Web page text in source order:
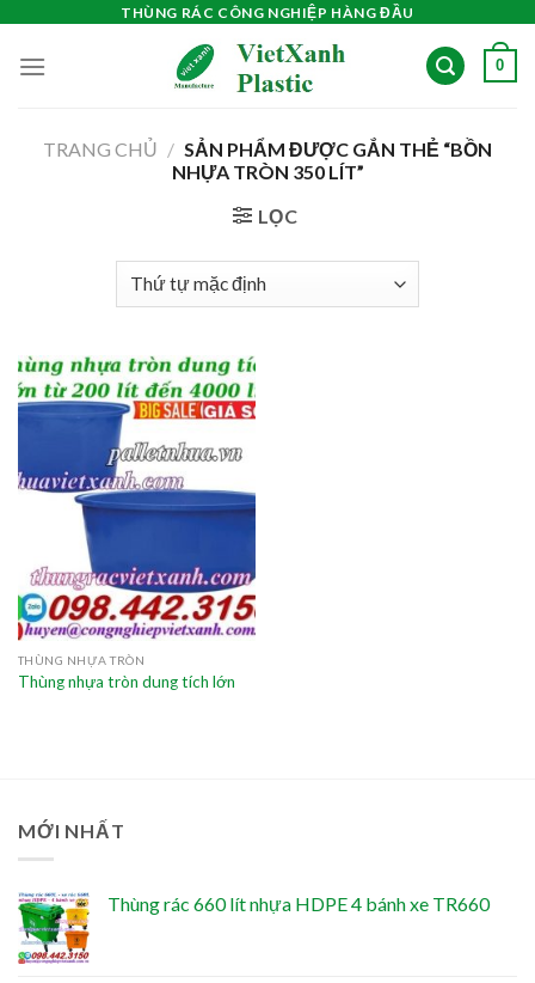
content
THÙNG RÁC CÔNG NGHIỆP HÀNG ĐẦU
0
TRANG CHỦ / SẢN PHẨM ĐƯỢC GẮN THẺ “BỒN
NHỰA TRÒN 350 LÍT”
LỌC
THÙNG NHỰA TRÒN
Thùng nhựa tròn dung tích lớn
MỚI NHẤT
Thùng rác 660 lít nhựa HDPE 4 bánh xe TR660